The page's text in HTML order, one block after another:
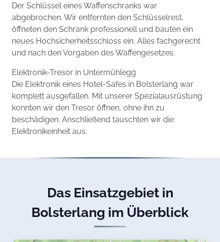
Der Schlüssel eines Waffenschranks war
abgebrochen. Wir entfernten den Schlüsselrest,
öffneten den Schrank professionell und bauten ein
neues Hochsicherheitsschloss ein. Alles fachgerecht
und nach den Vorgaben des Waffengesetzes.
Elektronik-Tresor in Untermühlegg
Die Elektronik eines Hotel-Safes in Bolsterlang war
komplett ausgefallen. Mit unserer Spezialausrüstung
konnten wir den Tresor öffnen, ohne ihn zu
beschädigen. Anschließend tauschten wir die
Elektronikeinheit aus.
Das Einsatzgebiet in
Bolsterlang im Überblick